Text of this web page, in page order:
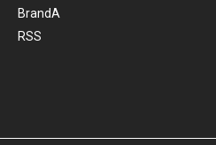
BrandA
RSS